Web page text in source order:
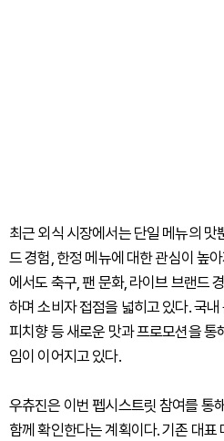
최근 외식 시장에서는 단일 메뉴의 맛
드 경험, 한정 메뉴에 대한 관심이 높
에서도 축구, 팬 문화, 라이브 브랜드
하며 소비자 접점을 넓히고 있다. 국
피치향 등 새로운 맛과 프로모션을 통
임이 이어지고 있다.
우츄진은 이번 펩시스트릿 참여를 통
함께 확인한다는 계획이다. 기존 대